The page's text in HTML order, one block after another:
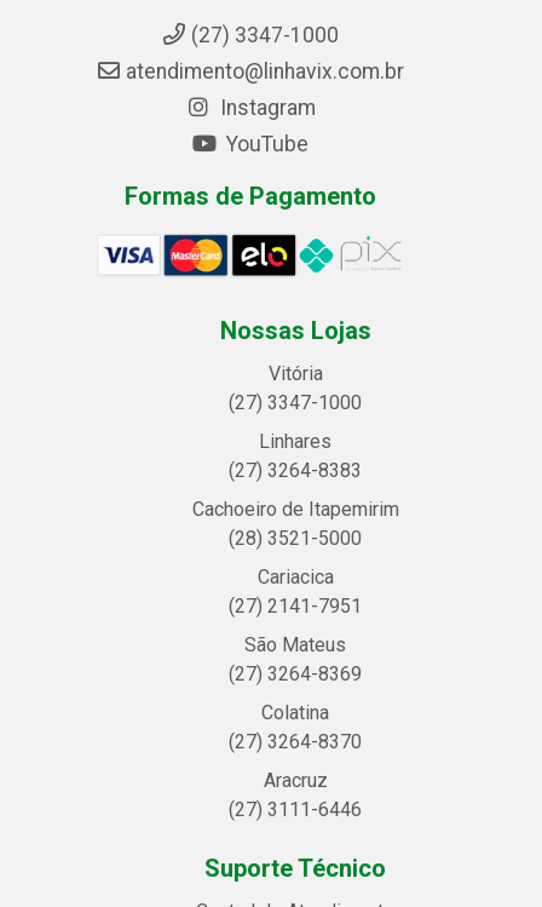
(27) 3347-1000
atendimento@linhavix.com.br
Instagram
YouTube
Formas de Pagamento
Nossas Lojas
Vitória
(27) 3347-1000
Linhares
(27) 3264-8383
Cachoeiro de Itapemirim
(28) 3521-5000
Cariacica
(27) 2141-7951
São Mateus
(27) 3264-8369
Colatina
(27) 3264-8370
Aracruz
(27) 3111-6446
Suporte Técnico